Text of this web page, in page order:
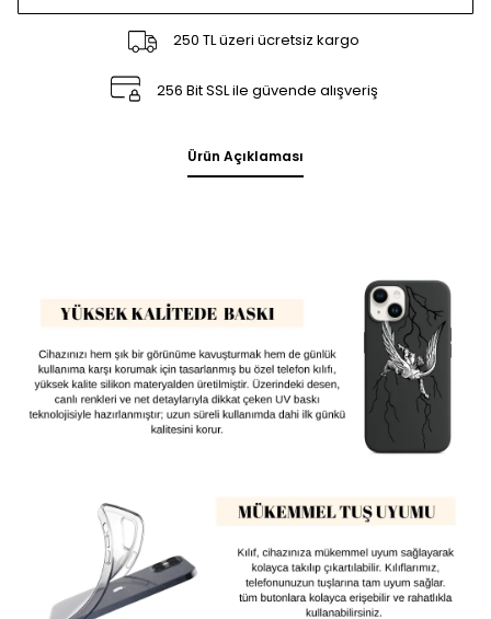
250 TL üzeri ücretsiz kargo
256 Bit SSL ile güvende alışveriş
Ürün Açıklaması